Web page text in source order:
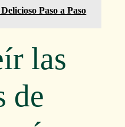
Paso a Paso
las
de